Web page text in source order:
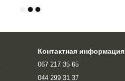
Контактная информация
067 217 35 65
044 299 31 37